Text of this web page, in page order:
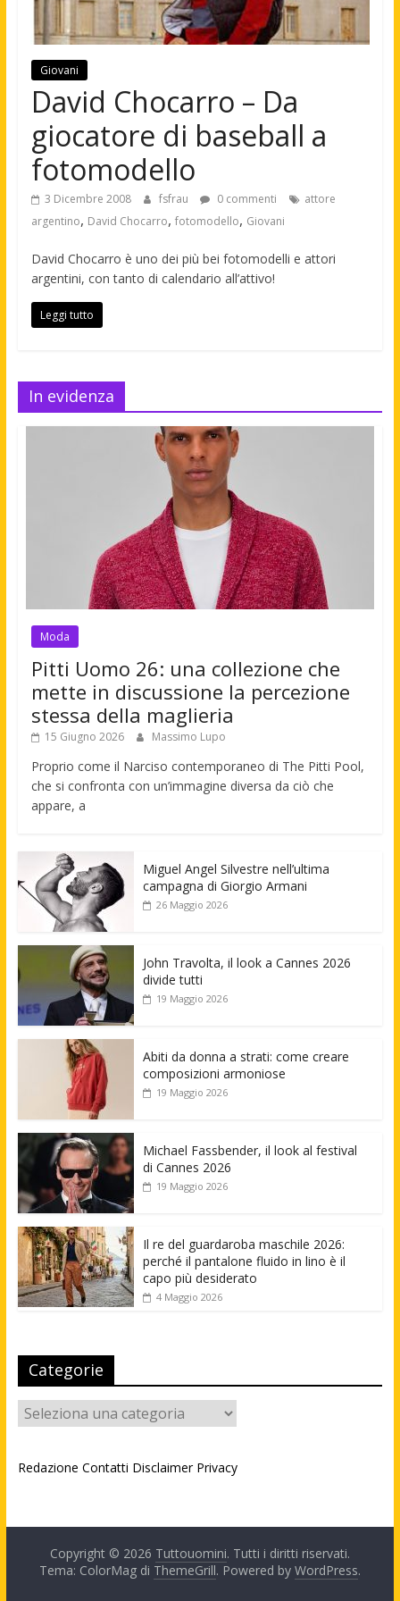
Giovani
David Chocarro – Da
giocatore di baseball a
fotomodello
3 Dicembre 2008 fsfrau 0 commenti
attore
argentino, David Chocarro, fotomodello, Giovani
David Chocarro è uno dei più bei fotomodelli e attori
argentini, con tanto di calendario all’attivo!
Leggi tutto
In evidenza
Moda
Pitti Uomo 26: una collezione che
mette in discussione la percezione
stessa della maglieria
15 Giugno 2026 Massimo Lupo
Proprio come il Narciso contemporaneo di The Pitti Pool,
che si confronta con un’immagine diversa da ciò che
appare, a
Miguel Angel Silvestre nell’ultima
campagna di Giorgio Armani
26 Maggio 2026
John Travolta, il look a Cannes 2026
divide tutti
19 Maggio 2026
Abiti da donna a strati: come creare
composizioni armoniose
19 Maggio 2026
Michael Fassbender, il look al festival
di Cannes 2026
19 Maggio 2026
Il re del guardaroba maschile 2026:
perché il pantalone fluido in lino è il
capo più desiderato
4 Maggio 2026
Categorie
Categorie
Redazione Contatti Disclaimer Privacy
Copyright © 2026 Tuttouomini. Tutti i diritti riservati.
Tema: ColorMag di ThemeGrill. Powered by WordPress.